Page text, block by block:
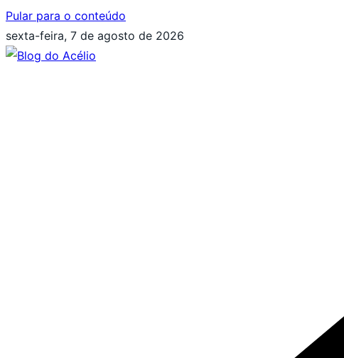
Pular para o conteúdo
sexta-feira, 7 de agosto de 2026